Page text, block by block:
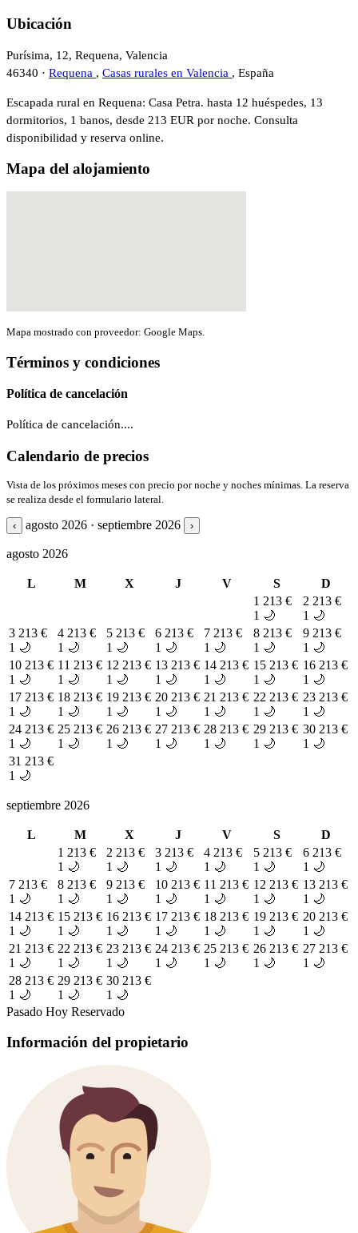
Ubicación
Purísima, 12, Requena, Valencia
46340 · Requena , Casas rurales en Valencia , España
Escapada rural en Requena: Casa Petra. hasta 12 huéspedes, 13
dormitorios, 1 banos, desde 213 EUR por noche. Consulta
disponibilidad y reserva online.
Mapa del alojamiento
Mapa mostrado con proveedor: Google Maps.
Términos y condiciones
Política de cancelación
Política de cancelación....
Calendario de precios
Vista de los próximos meses con precio por noche y noches mínimas. La reserva
se realiza desde el formulario lateral.
‹ agosto 2026 · septiembre 2026 ›
agosto 2026
L M X J V S
D
1 213 €
1 🌙
2 213 €
1 🌙
3 213 €
1 🌙
4 213 €
1 🌙
5 213 €
1 🌙
6 213 €
1 🌙
7 213 €
1 🌙
8 213 €
1 🌙
9 213 €
1 🌙
10 213 €
1 🌙
11 213 €
1 🌙
12 213 €
1 🌙
13 213 €
1 🌙
14 213 €
1 🌙
15 213 €
1 🌙
16 213 €
1 🌙
17 213 €
1 🌙
18 213 €
1 🌙
19 213 €
1 🌙
20 213 €
1 🌙
21 213 €
1 🌙
22 213 €
1 🌙
23 213 €
1 🌙
24 213 €
1 🌙
25 213 €
1 🌙
26 213 €
1 🌙
27 213 €
1 🌙
28 213 €
1 🌙
29 213 €
1 🌙
30 213 €
1 🌙
31 213 €
1 🌙
septiembre 2026
L M X J V S
D
1 213 €
1 🌙
2 213 €
1 🌙
3 213 €
1 🌙
4 213 €
1 🌙
5 213 €
1 🌙
6 213 €
1 🌙
7 213 €
1 🌙
8 213 €
1 🌙
9 213 €
1 🌙
10 213 €
1 🌙
11 213 €
1 🌙
12 213 €
1 🌙
13 213 €
1 🌙
14 213 €
1 🌙
15 213 €
1 🌙
16 213 €
1 🌙
17 213 €
1 🌙
18 213 €
1 🌙
19 213 €
1 🌙
20 213 €
1 🌙
21 213 €
1 🌙
22 213 €
1 🌙
23 213 €
1 🌙
24 213 €
1 🌙
25 213 €
1 🌙
26 213 €
1 🌙
27 213 €
1 🌙
28 213 €
1 🌙
29 213 €
1 🌙
30 213 €
1 🌙
Pasado Hoy Reservado
Información del propietario